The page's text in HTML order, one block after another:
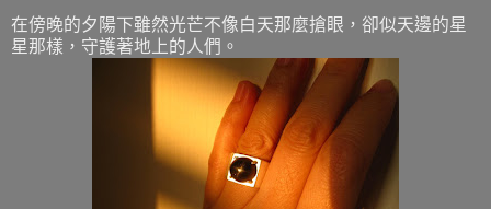
在傍晚的夕陽下雖然光芒不像白天那麼搶眼，卻似天邊的星
星那樣，守護著地上的人們。